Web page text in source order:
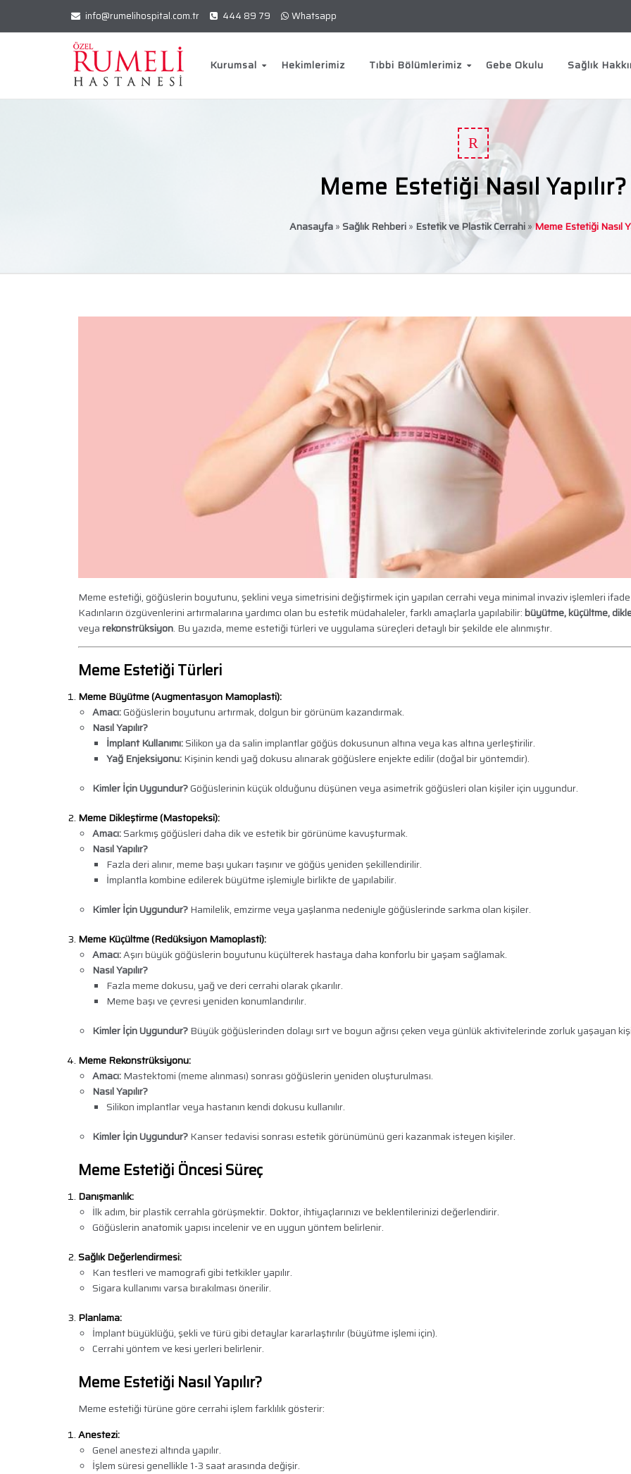
info@rumelihospital.com.tr 444 89 79 Whatsapp
Kurumsal Hekimlerimiz Tıbbi Bölümlerimiz Gebe Okulu Sağlık
R
Meme Estetiği Nasıl Yapılır?
Anasayfa» Sağlık Rehberi» Estetik ve Plastik Cerrahi»Meme Estetiği Nasıl
Meme estetiği, göğüslerin boyutunu, şeklini veya simetrisini değiştirmek için yapılan cerrahi veya minimal invaziv işlemleri
Kadınların özgüvenlerini artırmalarına yardımcı olan bu estetik müdahaleler, farklı amaçlarla yapılabilir:büyütme, küçültme,
veyarekonstrüksiyon. Bu yazıda, meme estetiği türleri ve uygulama süreçleri detaylı bir şekilde ele alınmıştır.
Meme Estetiği Türleri
Meme Büyütme (Augmentasyon Mamoplasti):
Amacı:Göğüslerin boyutunu artırmak, dolgun bir görünüm kazandırmak.
Nasıl Yapılır?
İmplant Kullanımı:Silikon ya da salin implantlar göğüs dokusunun altına veya kas altına yerleştirilir.
Yağ Enjeksiyonu:Kişinin kendi yağ dokusu alınarak göğüslere enjekte edilir (doğal bir yöntemdir).
Kimler İçin Uygundur?Göğüslerinin küçük olduğunu düşünen veya asimetrik göğüsleri olan kişiler için uygundur.
Meme Dikleştirme (Mastopeksi):
Amacı:Sarkmış göğüsleri daha dik ve estetik bir görünüme kavuşturmak.
Nasıl Yapılır?
Fazla deri alınır, meme başı yukarı taşınır ve göğüs yeniden şekillendirilir.
İmplantla kombine edilerek büyütme işlemiyle birlikte de yapılabilir.
Kimler İçin Uygundur?Hamilelik, emzirme veya yaşlanma nedeniyle göğüslerinde sarkma olan kişiler.
Meme Küçültme (Redüksiyon Mamoplasti):
Amacı:Aşırı büyük göğüslerin boyutunu küçülterek hastaya daha konforlu bir yaşam sağlamak.
Nasıl Yapılır?
Fazla meme dokusu, yağ ve deri cerrahi olarak çıkarılır.
Meme başı ve çevresi yeniden konumlandırılır.
Kimler İçin Uygundur?Büyük göğüslerinden dolayı sırt ve boyun ağrısı çeken veya günlük aktivitelerinde zorluk yaşayan
Meme Rekonstrüksiyonu:
Amacı:Mastektomi (meme alınması) sonrası göğüslerin yeniden oluşturulması.
Nasıl Yapılır?
Silikon implantlar veya hastanın kendi dokusu kullanılır.
Kimler İçin Uygundur?Kanser tedavisi sonrası estetik görünümünü geri kazanmak isteyen kişiler.
Meme Estetiği Öncesi Süreç
Danışmanlık:
İlk adım, bir plastik cerrahla görüşmektir. Doktor, ihtiyaçlarınızı ve beklentilerinizi değerlendirir.
Göğüslerin anatomik yapısı incelenir ve en uygun yöntem belirlenir.
Sağlık Değerlendirmesi:
Kan testleri ve mamografi gibi tetkikler yapılır.
Sigara kullanımı varsa bırakılması önerilir.
Planlama:
İmplant büyüklüğü, şekli ve türü gibi detaylar kararlaştırılır (büyütme işlemi için).
Cerrahi yöntem ve kesi yerleri belirlenir.
Meme Estetiği Nasıl Yapılır?
Meme estetiği türüne göre cerrahi işlem farklılık gösterir:
Anestezi:
Genel anestezi altında yapılır.
İşlem süresi genellikle 1-3 saat arasında değişir.